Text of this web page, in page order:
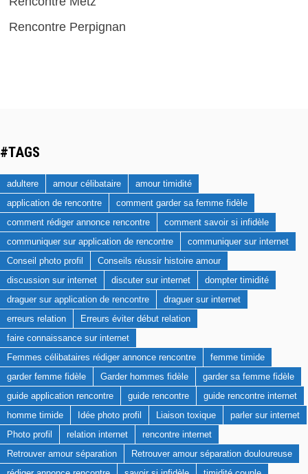
Rencontre Perpignan
#TAGS
adultere amour célibataire
amour timidité
application de rencontre
comment garder sa femme fidèle
comment rédiger annonce rencontre
comment savoir si infidèle
communiquer sur application de rencontre
communiquer sur internet
Conseil photo profil
Conseils réussir histoire amour
discussion sur internet
discuter sur internet
dompter timidité
draguer sur application de rencontre
draguer sur internet
erreurs relation
Erreurs éviter début relation
faire connaissance sur internet
Femmes célibataires rédiger annonce rencontre
femme timide
garder femme fidèle
Garder hommes fidèle
garder sa femme fidèle
guide application rencontre
guide rencontre
guide rencontre internet
homme timide
Idée photo profil Liaison toxique
parler sur internet
Photo profil
relation internet
rencontre internet
Retrouver amour séparation
Retrouver amour séparation douloureuse